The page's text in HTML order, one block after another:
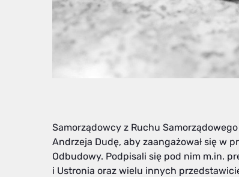
Samorządowcy z Ruchu
Andrzeja Dudę, aby zaangażował się w
Odbudowy. Podpisali się pod nim m.in.
i Ustronia oraz wielu innych